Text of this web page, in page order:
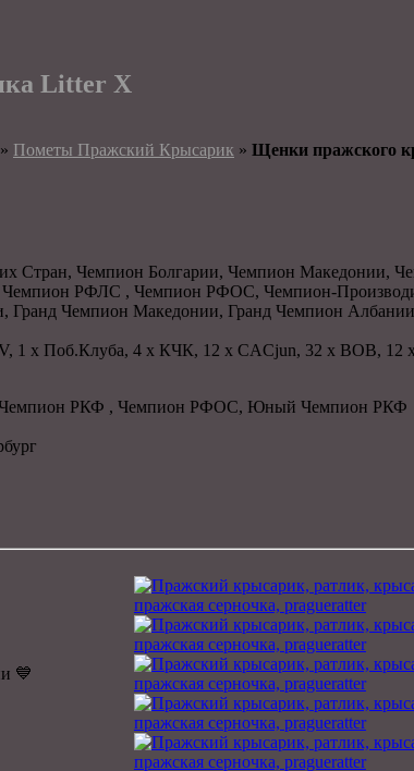
Litter Х
» Пометы Пражский Крысарик » Щенки пражского
Стран, Чемпион Болгарии, Чемпион
РФЛС , Чемпион РФОС, Чемпион-
Чемпион Македонии, Гранд Чемпион
1 x Поб.Клуба, 4 x КЧК, 12 x CACjun, 32 x BOB,
Чемпион РКФ , Чемпион РФОС, Юный Чемпион РКФ
💙